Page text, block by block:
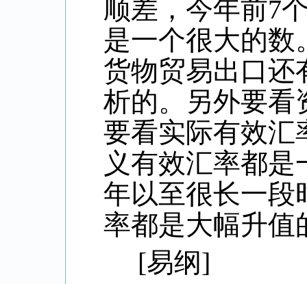
顺差，今年前7
是一个很大的数
货物贸易出口还
析的。另外要看
要看实际有效汇
义有效汇率都
年以至很长一段
率都是大幅升值
[易纲]